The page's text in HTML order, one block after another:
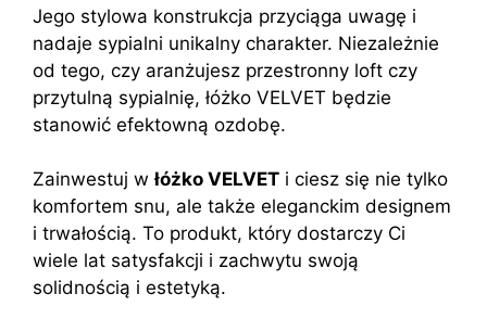
Jego stylowa konstrukcja przyciąga uwagę i
nadaje sypialni unikalny charakter. Niezależnie
od tego, czy aranżujesz przestronny loft czy
przytulną sypialnię, łóżko VELVET będzie
stanowić efektowną ozdobę.
Zainwestuj włóżko VELVET i ciesz się nie tylko
komfortem snu, ale także eleganckim designem
i trwałością. To produkt, który dostarczy Ci
wiele lat satysfakcji i zachwytu swoją
solidnością i estetyką.